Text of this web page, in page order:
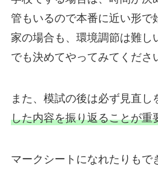
管もいるので本番に近い形で
家の場合も、環境調節は難し
でも決めてやってみてくださ
また、模試の後は必ず見直し
した内容を振り返ることが重
マークシートになれたりもで